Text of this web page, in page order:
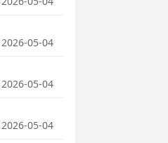
2026-05-04
2026-05-04
2026-05-04